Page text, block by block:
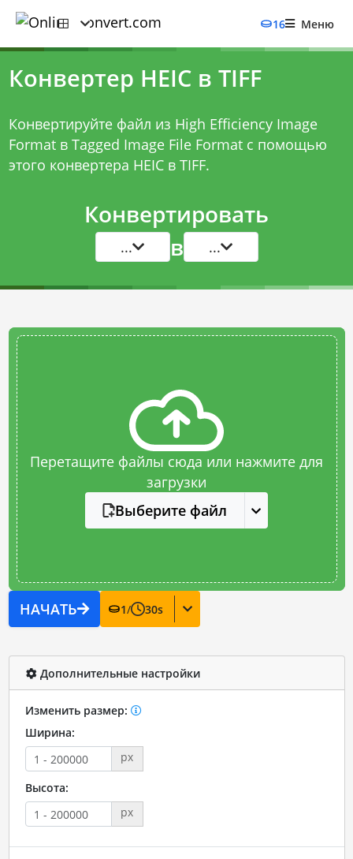
16 Меню
Конвертер HEIC в TIFF
Конвертируйте файл из High Efficiency Image
Format в Tagged Image File Format с помощью
этого конвертера HEIC в TIFF.
Конвертировать
... в ...
Перетащите файлы сюда или нажмите для
загрузки
Выберите файл
НАЧАТЬ 1/ 30s
Дополнительные настройки
Изменить размер:
Ширина:
px
Высота:
px